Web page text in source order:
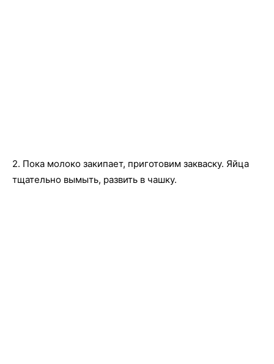
2. Пока молоко закипает, приготовим закваску. Яйца
тщательно вымыть, развить в чашку.